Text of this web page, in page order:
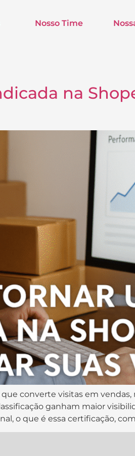
Nosso Time
na
converte visitas em
ganham maior
o que é essa certificação,